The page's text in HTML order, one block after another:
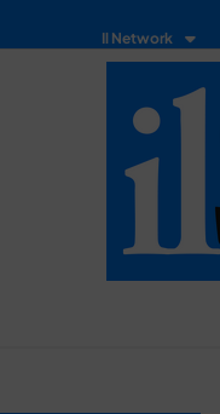
Il Network